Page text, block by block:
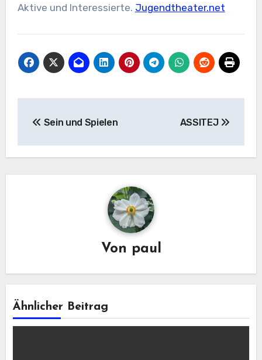
Aktive und Interessierte. Jugendtheater.net
Sein und Spielen ASSITEJ
Von paul
Ähnlicher Beitrag